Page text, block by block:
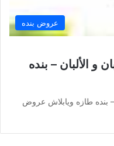
عروض بنده
و الألبان – بنده
– بنده طازه ويابلاش عروض